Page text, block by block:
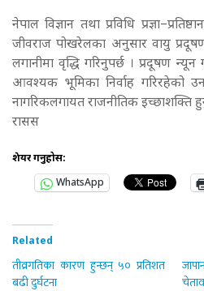
नेपाल विज्ञान तथा प्रविधि
जीवराज पोखरेलका अनुसार वायु
लगानीमा वृद्धि गरिनुपर्छ । प्रदूषण
आवश्यक भूमिका निर्वाह गरिरहेको
नागरिकलगायत राजनीतिक इच्छाशक्ति
रासस
शेयर गर्नुहोस:
WhatsApp
Related
तीव्रगतिका कारण हुन्छन् ५० प्रतिशत
बढी दुर्घटना